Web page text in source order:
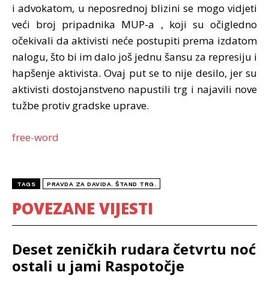
i advokatom, u neposrednoj blizini se mogo vidjeti
veći broj pripadnika MUP-a , koji su očigledno
očekivali da aktivisti neće postupiti prema izdatom
nalogu, što bi im dalo još jednu šansu za represiju i
hapšenje aktivista. Ovaj put se to nije desilo, jer su
aktivisti dostojanstveno napustili trg i najavili nove
tužbe protiv gradske uprave.
free-word
TAGS PRAVDA ZA DAVIDA. ŠTAND TRG.
POVEZANE VIJESTI
Deset zeničkih rudara četvrtu noć
ostali u jami Raspotočje